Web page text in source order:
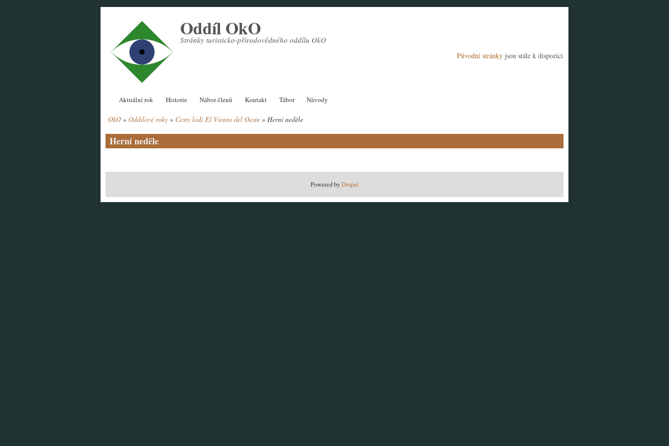
Oddíl OkO
Stránky turisticko-přírodovědného oddílu OkO
Původní stránky jsou stále k dispozici
Hlavní
Aktuální rok Historie Nábor členů Kontakt Tábor Návody
navigace
OkO Oddílové roky Cesty lodi El Viento del Oeste Herní neděle
Herní neděle
Powered byDrupal